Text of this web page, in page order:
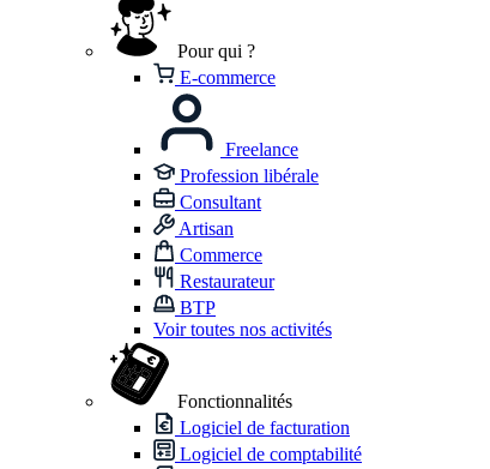
Pour qui ?
E-commerce
Freelance
Profession libérale
Consultant
Artisan
Commerce
Restaurateur
BTP
Voir toutes nos activités
Fonctionnalités
Logiciel de facturation
Logiciel de comptabilité